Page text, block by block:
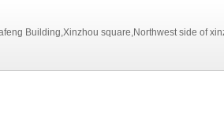
Building,Xinzhou square,Northwest side of